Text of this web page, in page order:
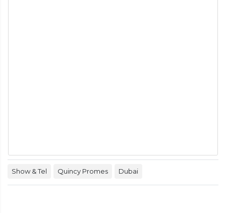
Show & Tel Quincy Promes Dubai